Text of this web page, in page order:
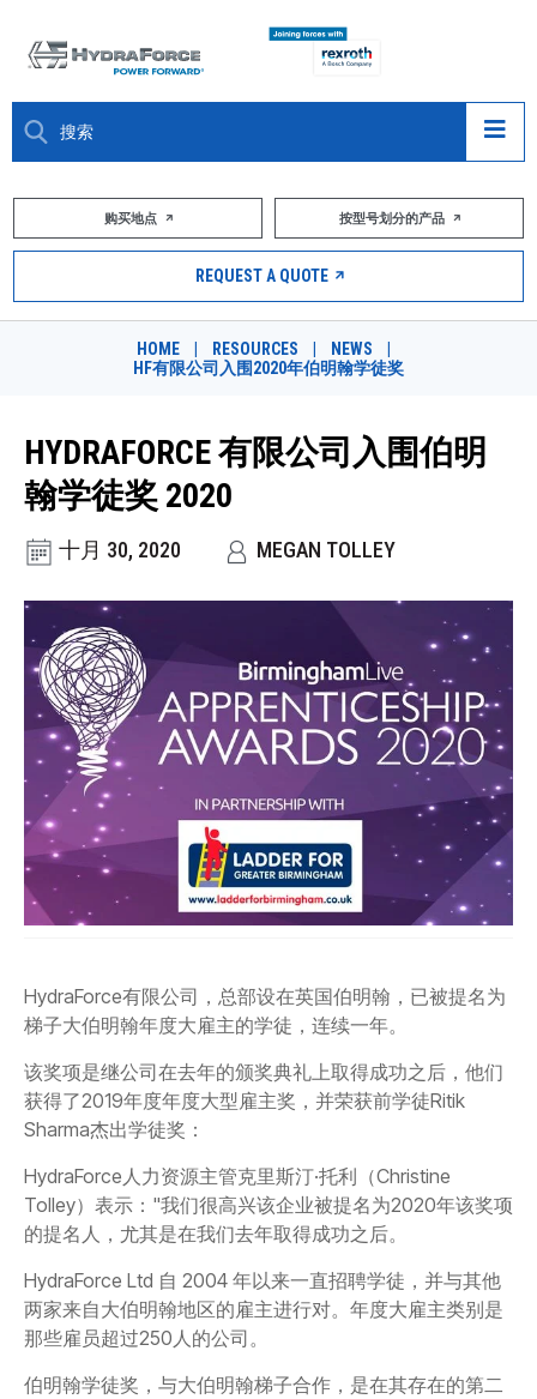
大约关于
市场
职业
DESIGN TOOLS
CONTACT
购买地点
按型号划分的产品
REQUEST A QUOTE
购买地点 按型号划分的产品
REQUEST A QUOTE
HOME RESOURCES NEWS
HF有限公司入围2020年伯明翰学徒奖
HYDRAFORCE 有限公司入围伯明
翰学徒奖 2020
十月 30, 2020 MEGAN TOLLEY
HydraForce有限公司，总部设在英国伯明翰，已被提名为
梯子大伯明翰年度大雇主的学徒，连续一年。
该奖项是继公司在去年的颁奖典礼上取得成功之后，他们
获得了2019年度年度大型雇主奖，并荣获前学徒Ritik
Sharma杰出学徒奖：
HydraForce人力资源主管克里斯汀·托利（Christine
Tolley）表示："我们很高兴该企业被提名为2020年该奖项
的提名人，尤其是在我们去年取得成功之后。
HydraForce Ltd 自 2004 年以来一直招聘学徒，并与其他
两家来自大伯明翰地区的雇主进行对。年度大雇主类别是
那些雇员超过250人的公司。
伯明翰学徒奖，与大伯明翰梯子合作，是在其存在的第二